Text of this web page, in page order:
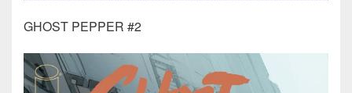
GHOST PEPPER #2